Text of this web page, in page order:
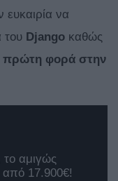
να
του Django καθώς
πρώτη φορά στην
αμιγώς
από 17.900€!